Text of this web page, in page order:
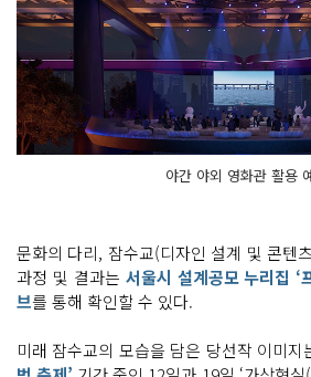
야간 야외 영화관 활용
문화의 다리, 잠수교(디자인 설계 및 콘텐
과정 및 결과는 서울시 설계공모 누리집 ‘
브를 통해 확인할 수 있다.
미래 잠수교의 모습을 담은 당선작 이미지